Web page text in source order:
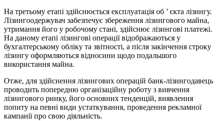
На третьому етапі здійснюється експлуатація об ’ єкта лізингу.
Лізингоодержувач забезпечує збереження лізингового майна,
утримання його у робочому стані, здійснює лізингові платежі.
На даному етапі лізингові операції відображаються у
бухгалтерському обліку та звітності, а після закінчення строку
лізингу оформляються відносини щодо подальшого
використання майна.
Отже, для здійснення лізингових операцій банк-лізингодавець
проводить попередню організаційну роботу з вивчення
лізингового ринку, його основних тенденцій, виявлення
попиту на певні види устаткування, проведення рекламної
кампанії про свою діяльність.